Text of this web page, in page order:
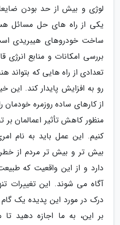
لوژی و بیش از حد بودن
یکی از راه های حل مسائل
ساخت خودروهای هیبریدی
بررسی امکانات و منابع
تعدادی از راه هایی که بتواند
رو به افزایش پایدار کند.
از کارهای ساده روزمره خودمان
منظور کاهش تأثیر اعمالمان
کنیم. این عمل باید به نام
بیش تر و بیش تر مردم از
دارد و از این واقعیت که
آگاه می شوند. این تغییرات
درک در مورد این پدیده یک
بر این، به ما اجازه دهید